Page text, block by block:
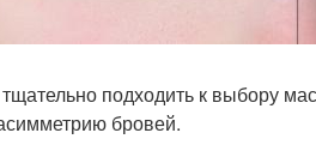
подходить к выбору
бровей.